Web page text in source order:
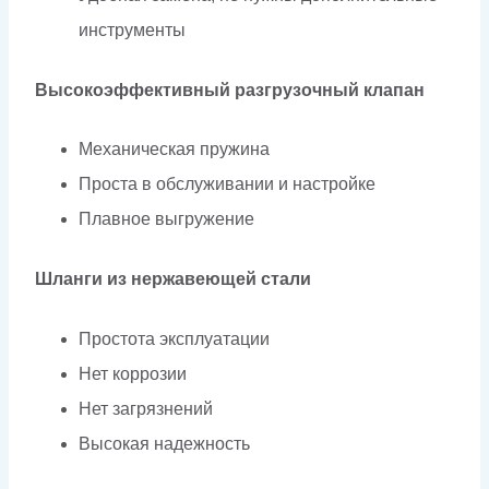
инструменты
Высокоэффективный разгрузочный клапан
Механическая пружина
Проста в обслуживании и настройке
Плавное выгружение
Шланги из нержавеющей стали
Простота эксплуатации
Нет коррозии
Нет загрязнений
Высокая надежность